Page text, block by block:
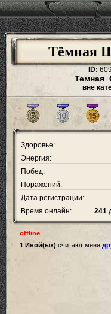
Тёмная
ID:
Темная
вне
Здоровье:
Энергия:
Побед:
Поражений:
Дата регистрации:
Время онлайн:
241
offline
1 Иной(ых) считают меня